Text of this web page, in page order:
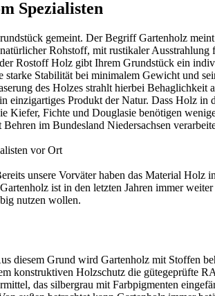
Spezialisten
gemeint. Der Begriff Gartenholz
Rohstoff, mit rustikaler Ausstrahlung
Rostoff Holz gibt Ihrem Grundstück ein
Stabilität bei minimalem Gewicht und
des Holzes strahlt hierbei Behaglichkeit
einzigartiges Produkt der Natur. Dass Holz
Kiefer, Fichte und Douglasie benötigen
im Bundesland Niedersachsen
vor Ort
unsere Vorväter haben das Material
ist in den letzten Jahren immer
nutzen wollen.
diesem Grund wird Gartenholz mit Stoffen
konstruktiven Holzschutz die gütegeprüfte
das silbergrau mit Farbpigmenten